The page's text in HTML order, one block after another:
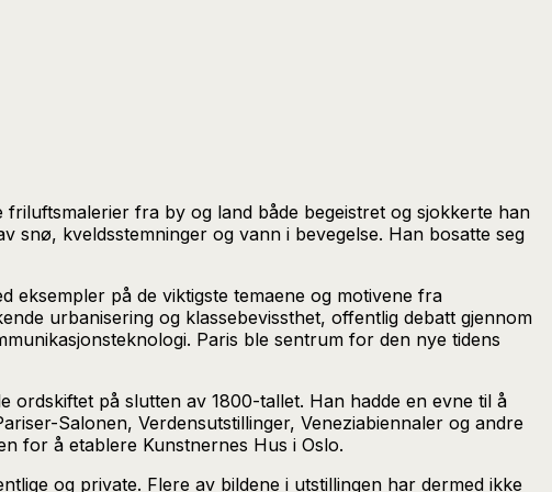
fra by og land både begeistret og sjokkerte han
snø, kveldsstemninger og vann i bevegelse. Han bosatte seg
eksempler på de viktigste temaene og motivene fra
urbanisering og klassebevissthet, offentlig debatt gjennom
Paris ble sentrum for den nye tidens
på slutten av 1800-tallet. Han hadde en evne til å
Salonen, Verdensutstillinger, Veneziabiennaler og andre
for å etablere Kunstnernes Hus i Oslo.
og private. Flere av bildene i utstillingen har dermed ikke